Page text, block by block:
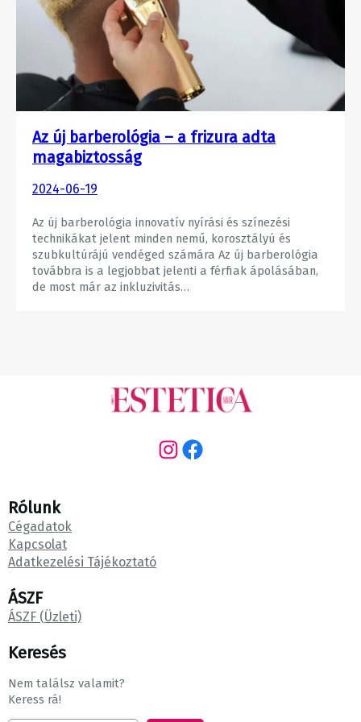
Az új barberológia – a frizura adta
magabiztosság
2024-06-19
Az új barberológia innovatív nyírási és színezési
technikákat jelent minden nemű, korosztályú és
szubkultúrájú vendéged számára Az új barberológia
továbbra is a legjobbat jelenti a férfiak ápolásában,
de most már az inkluzivitás…
Instagram Facebook
Rólunk
Cégadatok
Kapcsolat
Adatkezelési Tájékoztató
ÁSZF
ÁSZF (Üzleti)
Keresés
Nem találsz valamit?
Keress rá!